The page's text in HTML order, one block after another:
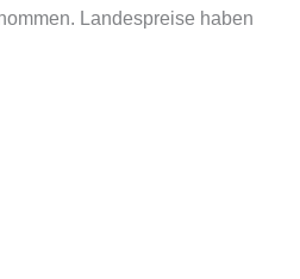
Landespreise haben